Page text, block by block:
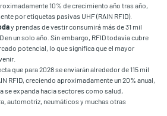
10% de crecimiento año tras año,
por etiquetas pasivas UHF (RAIN RFID).
y prendas de vestir consumirá más de 31 mil
en un solo año. Sin embargo, RFID todavía cubre
potencial, lo que significa que el mayor
que para 2028 se enviarán alrededor de 115 mil
RFID, creciendo aproximadamente un 20% anual,
se expanda hacia sectores como salud,
automotriz, neumáticos y muchas otras